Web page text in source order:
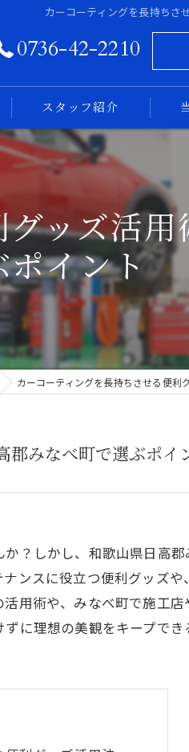
カーコーティングを長持ちさ
0736-42-2210
スタッフ紹介
奈
新車
中古
専
ッズ活
ポイント
カーコーティングを長持ちさせる便利
郡みなべ町で選ぶポイ
？しかし、和歌山県日高
ンスに役立つ便利グッズや
用術や、みなべ町で施工
に理想の美観をキープでき